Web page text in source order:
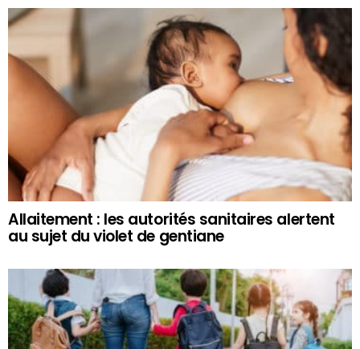
Allaitement : les autorités sanitaires alertent
au sujet du violet de gentiane